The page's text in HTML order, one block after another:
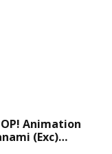
Animation
(Exc)